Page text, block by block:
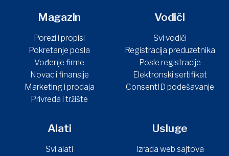
Magazin
Porezi i propisi
Pokretanje posla
Vođenje firme
Novac i finansije
Marketing i prodaja
Privreda i tržište
Vodiči
Svi vodiči
Registracija preduzetnika
Posle registracije
Elektronski sertifikat
ConsentID podešavanje
Alati
Svi alati
Usluge
Izrada web sajtova